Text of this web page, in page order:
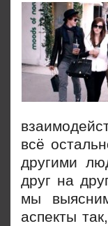
всё
другими
друг на
мы
аспекты